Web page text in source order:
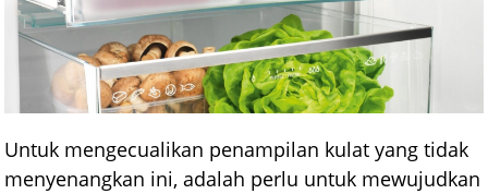
Untuk mengecualikan penampilan kulat yang tidak
menyenangkan ini, adalah perlu untuk mewujudkan